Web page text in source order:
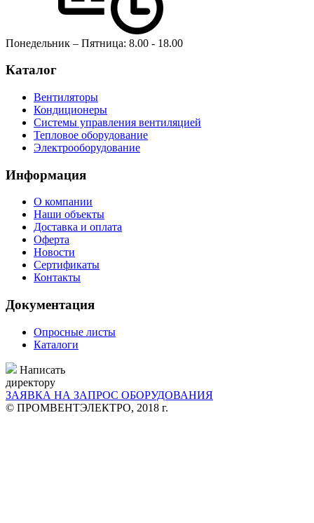
Понедельник – Пятница: 8.00 - 18.00
Каталог
Вентиляторы
Кондиционеры
Системы управления вентиляцией
Тепловое оборудование
Электрооборудование
Информация
О компании
Наши объекты
Доставка и оплата
Оферта
Новости
Сертификаты
Контакты
Документация
Опросные листы
Каталоги
Написать
директору
ЗАЯВКА НА ЗАПРОС ОБОРУДОВАНИЯ
© ПРОМВЕНТЭЛЕКТРО, 2018 г.